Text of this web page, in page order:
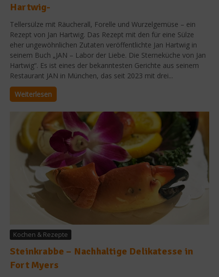
Hartwig-
Tellersülze mit Räucherall, Forelle und Wurzelgemüse – ein
Rezept von Jan Hartwig. Das Rezept mit den für eine Sülze
eher ungewöhnlichen Zutaten veröffentlichte Jan Hartwig in
seinem Buch „JAN – Labor der Liebe. Die Sterneküche von Jan
Hartwig“. Es ist eines der bekanntesten Gerichte aus seinem
Restaurant JAN in München, das seit 2023 mit drei...
Weiterlesen
Kochen & Rezepte
Steinkrabbe – Nachhaltige Delikatesse in
Fort Myers